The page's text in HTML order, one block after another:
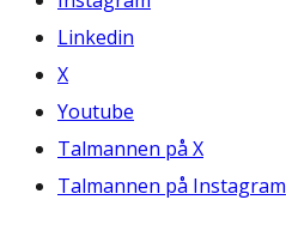
Linkedin
X
Youtube
Talmannen på X
Talmannen på Instagram